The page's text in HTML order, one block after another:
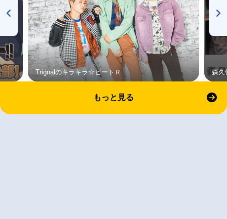
Trignalのキラキラ☆ビートＲ 森久
もっと見る